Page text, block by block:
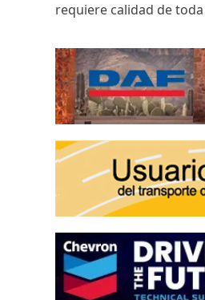
requiere calidad de